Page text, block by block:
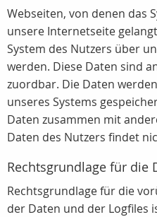
Webseiten, von denen das
unsere Internetseite
System des Nutzers über
werden. Diese Daten sind
zuordbar. Die Daten
unseres Systems
Daten zusammen mit
Daten des Nutzers findet
Rechtsgrundlage für die
Rechtsgrundlage für die
der Daten und der Logfiles